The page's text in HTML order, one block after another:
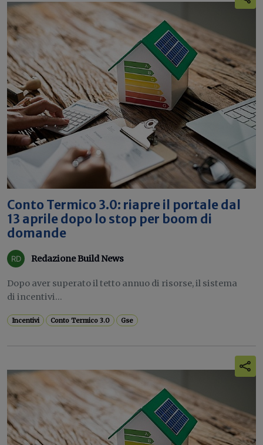
Conto Termico 3.0: riapre il portale dal
13 aprile dopo lo stop per boom di
domande
Redazione Build News
Dopo aver superato il tetto annuo di risorse, il sistema
di incentivi...
Incentivi Conto Termico 3.0 Gse